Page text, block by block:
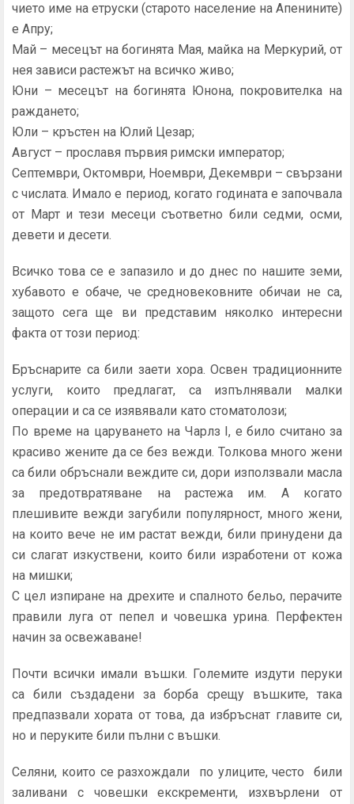
чието име на етруски (старото население на Апенините)
е Апру;
Май – месецът на богинята Мая, майка на Меркурий, от
нея зависи растежът на всичко живо;
Юни – месецът на богинята Юнона, покровителка на
раждането;
Юли – кръстен на Юлий Цезар;
Август – прославя първия римски император;
Септември, Октомври, Ноември, Декември – свързани
с числата. Имало е период, когато годината е започвала
от Март и тези месеци съответно били седми, осми,
девети и десети.
Всичко това се е запазило и до днес по нашите земи,
хубавото е обаче, че средновековните обичаи не са,
защото сега ще ви представим няколко интересни
факта от този период:
Бръснарите са били заети хора. Освен традиционните
услуги, които предлагат, са изпълнявали малки
операции и са се изявявали като стоматолози;
По време на царуването на Чарлз I, е било считано за
красиво жените да се без вежди. Толкова много жени
са били обръснали веждите си, дори използвали масла
за предотвратяване на растежа им. А когато
плешивите вежди загубили популярност, много жени,
на които вече не им растат вежди, били принудени да
си слагат изкуствени, които били изработени от кожа
на мишки;
С цел изпиране на дрехите и спалното бельо, перачите
правили луга от пепел и човешка урина. Перфектен
начин за освежаване!
Почти всички имали въшки. Големите издути перуки
са били създадени за борба срещу въшките, така
предпазвали хората от това, да избръснат главите си,
но и перуките били пълни с въшки.
Селяни, които се разхождали по улиците, често били
заливани с човешки екскременти, изхвърлени от